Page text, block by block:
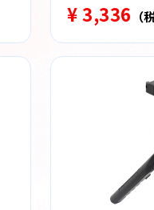
¥ 3,336 （